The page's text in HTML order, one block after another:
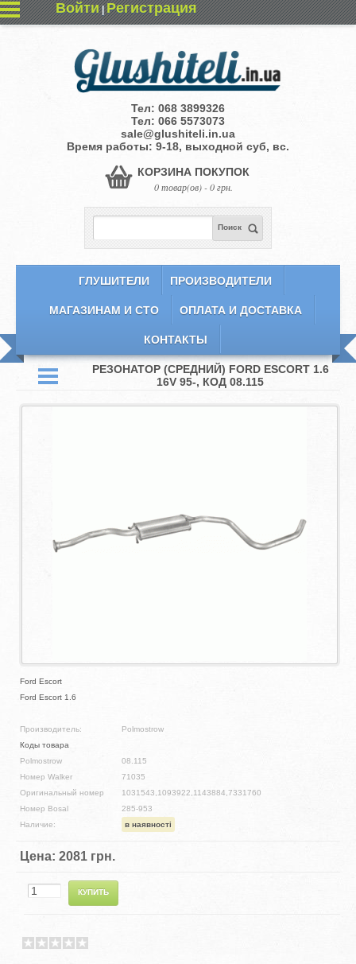
Войти|Регистрация
Тел: 068 3899326
Тел: 066 5573073
sale@glushiteli.in.ua
Время работы: 9-18, выходной суб, вс.
КОРЗИНА ПОКУПОК
0 товар(ов) - 0 грн.
Поиск
ГЛУШИТЕЛИ ПРОИЗВОДИТЕЛИ
МАГАЗИНАМ И СТО ОПЛАТА И ДОСТАВКА
КОНТАКТЫ
РЕЗОНАТОР (СРЕДНИЙ) FORD ESCORT 1.6
16V 95-, КОД 08.115
Ford Escort
Ford Escort 1.6
Производитель:
Polmostrow
Коды товара
Polmostrow
08.115
Номер Walker
71035
Оригинальный номер
1031543,1093922,1143884,7331760
Номер Bosal
285-953
Наличие:
в наявності
Цена:2081 грн.